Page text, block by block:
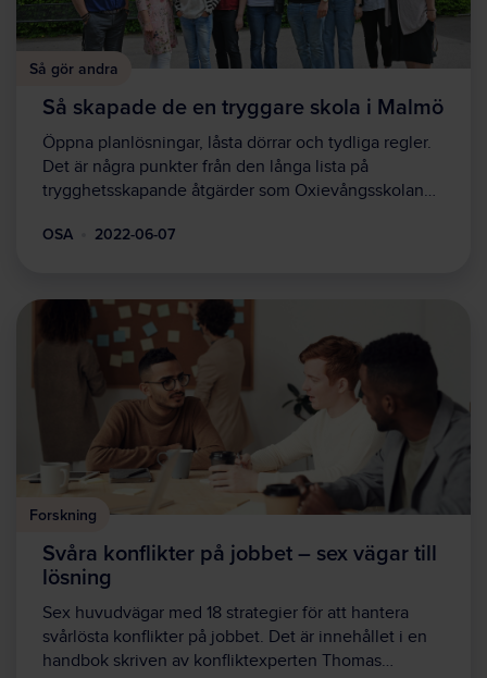
Så gör andra
Så skapade de en tryggare skola i Malmö
Öppna planlösningar, låsta dörrar och tydliga regler.
Det är några punkter från den långa lista på
trygghetsskapande åtgärder som Oxievångsskolan…
OSA 2022-06-07
Forskning
Svåra konflikter på jobbet – sex vägar till
lösning
Sex huvudvägar med 18 strategier för att hantera
svårlösta konflikter på jobbet. Det är innehållet i en
handbok skriven av konfliktexperten Thomas…